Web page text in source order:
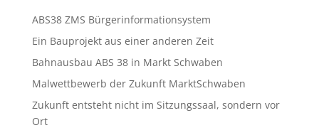
ABS38 ZMS Bürgerinformationsystem
Ein Bauprojekt aus einer anderen Zeit
Bahnausbau ABS 38 in Markt Schwaben
Malwettbewerb der Zukunft MarktSchwaben
Zukunft entsteht nicht im Sitzungssaal, sondern vor
Ort